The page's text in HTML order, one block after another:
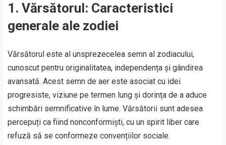
1.Vărsătorul: Caracteristici
generale ale zodiei
Vărsătorul este al unsprezecelea semn al zodiacului,
cunoscut pentru originalitatea, independența și gândirea
avansată. Acest semn de aer este asociat cu idei
progresiste, viziune pe termen lung și dorința de a aduce
schimbări semnificative în lume. Vărsătorii sunt adesea
percepuți ca fiind nonconformiști, cu un spirit liber care
refuză să se conformeze convențiilor sociale.